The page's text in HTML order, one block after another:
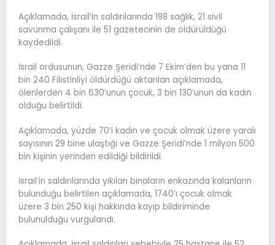
Açıklamada, İsrail’in saldırılarında 198 sağlık, 21 sivil
savunma çalışanı ile 51 gazetecinin de öldürüldüğü
kaydedildi.
İsrail ordusunun, Gazze Şeridi’nde 7 Ekim’den bu yana 11
bin 240 Filistinliyi öldürdüğü aktarılan açıklamada,
ölenlerden 4 bin 630’unun çocuk, 3 bin 130’unun da kadın
olduğu belirtildi.
Açıklamada, yüzde 70’i kadın ve çocuk olmak üzere yaralı
sayısının 29 bine ulaştığı ve Gazze Şeridi’nde 1 milyon 500
bin kişinin yerinden edildiği bildirildi.
İsrail’in saldırılarında yıkılan binaların enkazında kalanların
bulunduğu belirtilen açıklamada, 1740’ı çocuk olmak
üzere 3 bin 250 kişi hakkında kayıp bildiriminde
bulunulduğu vurgulandı.